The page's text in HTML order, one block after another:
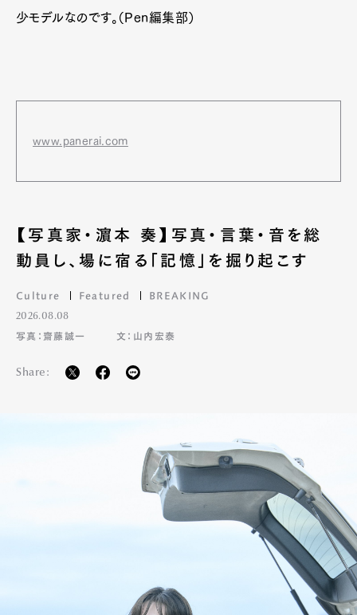
少モデルなのです。（Pen編集部）
www.panerai.com
【写真家・濵本 奏】写真・言葉・音を総
動員し、場に宿る「記憶」を掘り起こす
Culture Featured BREAKING
2026.08.08
写真：齋藤誠一
文：山内宏泰
Share: